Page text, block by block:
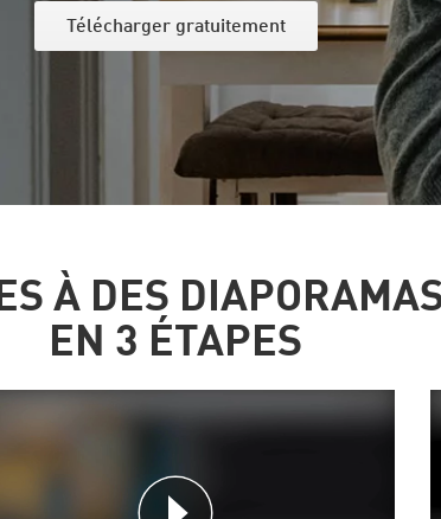
Télécharger gratuitement
À DES
EN 3 ÉTAPES